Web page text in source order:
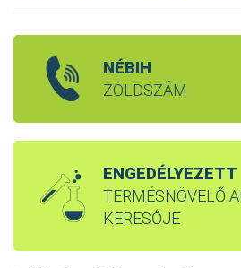
NÉBIH
ZÖLDSZÁM
ENGEDÉLYEZETT
TERMÉSNÖVELŐ
KERESŐJE